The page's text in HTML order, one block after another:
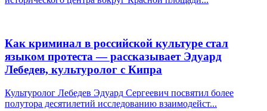
Как криминал в российской культуре стал
языком протеста — рассказывает Эдуард
Лебедев, культуролог с Кипра
Культуролог Лебедев Эдуард Сергеевич посвятил более
полутора десятилетий исследованию взаимодейст...